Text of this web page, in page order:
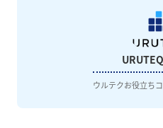
ウルテクお役立ち